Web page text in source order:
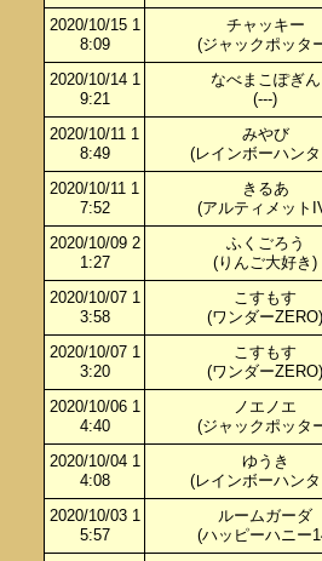
2020/10/15 1
8:09
チャッキー
(ジャックポッタ
2020/10/14 1
9:21
なべまこぽぎん
(---)
2020/10/11 1
8:49
みやび
(レインボーハン
2020/10/11 1
7:52
きるあ
(アルティメット
2020/10/09 2
1:27
ふくごろう
(りんご大好き)
2020/10/07 1
3:58
こすもす
(ワンダーZERO)
2020/10/07 1
3:20
こすもす
(ワンダーZERO)
2020/10/06 1
4:40
ノエノエ
(ジャックポッタ
2020/10/04 1
4:08
ゆうき
(レインボーハン
2020/10/03 1
5:57
ルームガーダ
(ハッピーハニー